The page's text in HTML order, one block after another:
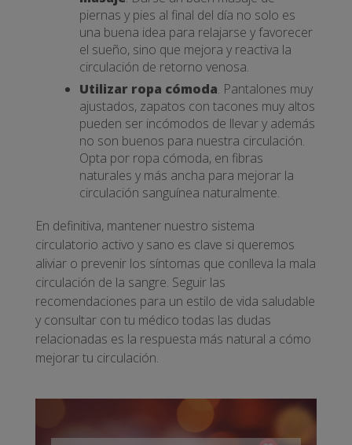
piernas y pies al final del día no solo es
una buena idea para relajarse y favorecer
el sueño, sino que mejora y reactiva la
circulación de retorno venosa.
Utilizar ropa cómoda. Pantalones muy
ajustados, zapatos con tacones muy altos
pueden ser incómodos de llevar y además
no son buenos para nuestra circulación.
Opta por ropa cómoda, en fibras
naturales y más ancha para mejorar la
circulación sanguínea naturalmente.
En definitiva, mantener nuestro sistema
circulatorio activo y sano es clave si queremos
aliviar o prevenir los síntomas que conlleva la mala
circulación de la sangre. Seguir las
recomendaciones para un estilo de vida saludable
y consultar con tu médico todas las dudas
relacionadas es la respuesta más natural a cómo
mejorar tu circulación.